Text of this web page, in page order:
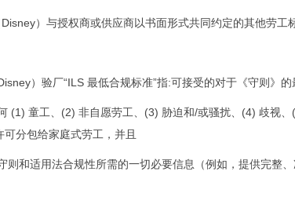
Disney） 与授权商或供应商以书面形式共同约定的其他劳工
） 验厂“ILS 最低合规标准”指:可接受的对于《守则》的
(1) 童工、(2) 非自愿劳工、(3) 胁迫和/或骚扰、(4) 歧视
可分包给家庭式劳工，并且
则和适用法合规性所需的一切必要信息（例如，提供完整